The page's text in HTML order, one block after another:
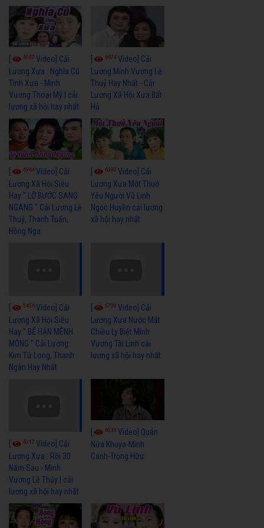
6047 Video] Cải
Lương Xưa : Nghĩa Cũ
Tình Xưa - Minh
Vương Thoại Mỹ | cải
lương xã hội hay nhất
6674Video] Cải
Lương Minh Vương Lệ
Thuỷ Hay Nhất - Cải
Lương Xã Hội Xưa Bất
Hủ
6964Video] Cải
Lương Xã Hội Siêu
Hay " LỠ BƯỚC SANG
NGANG " Cải Lương Lệ
Thuỷ, Thanh Tuấn,
Hồng Nga
6380Video] Cải
Lương Xưa Một Thuở
Yêu Người Vũ Linh
Ngọc Huyền cải lương
xã hội hay nhất
5456Video] Cải
Lương Xã Hội Siêu
Hay " BỂ HẬN MÊNH
MÔNG " Cải Lương
Kim Tử Long, Thanh
Ngân Hay Nhất
5730Video] Cải
Lương Xưa Nước Mắt
Chiều Ly Biệt Minh
Vương Tài Linh cải
lương xã hội hay nhất
6317 Video] Cải
Lương Xưa : Rồi 30
Năm Sau - Minh
Vương Lệ Thủy | cải
lương xã hội hay nhất
6035Video] Quán
Nửa Khuya-Minh
Cảnh-Trọng Hữu